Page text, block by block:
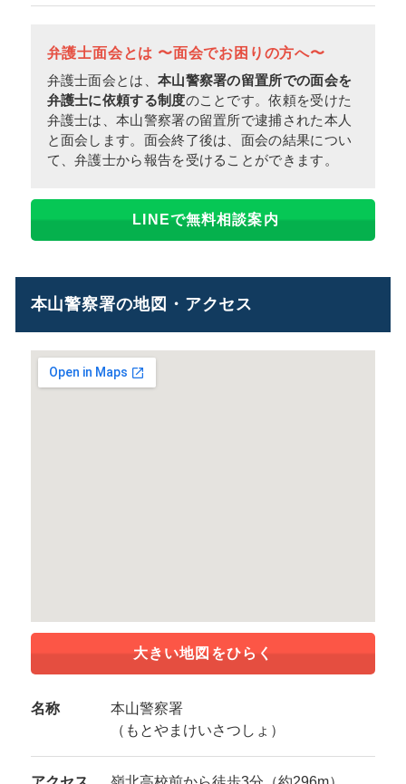
弁護士面会とは 〜面会でお困りの方へ〜
弁護士面会とは、 本山警察署の留置所での面会を
弁護士に依頼する制度のことです。依頼を受けた
弁護士は、本山警察署の留置所で逮捕された本人
と面会します。面会終了後は、面会の結果につい
て、弁護士から報告を受けることができます。
LINEで無料相談案内
本山警察署の地図・アクセス
大きい地図をひらく
名称
本山警察署
（もとやまけいさつしょ）